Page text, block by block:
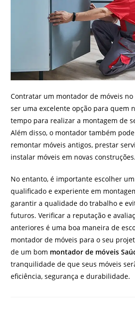
Contratar um montador de móveis no
ser uma excelente opção para quem
tempo para realizar a montagem de
Além disso, o montador também
remontar móveis antigos, prestar
instalar móveis em novas construções.
No entanto, é importante escolher
qualificado e experiente em
garantir a qualidade do trabalho e
futuros. Verificar a reputação e
anteriores é uma boa maneira de
montador de móveis para o seu
de um bom montador de móveis
tranquilidade de que seus móveis
eficiência, segurança e durabilidade.